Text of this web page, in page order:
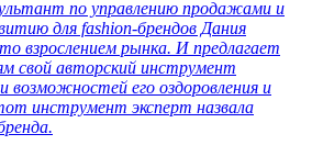
по управлению продажами и
для fashion-брендов Дания
взрослением рынка. И предлагает
свой авторский инструмент
возможностей его оздоровления и
инструмент эксперт назвала